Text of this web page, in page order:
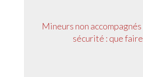
Mineurs non
sécurité : que faire